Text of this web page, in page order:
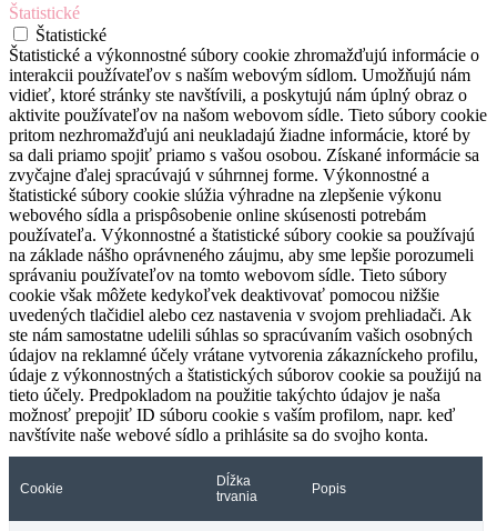
Štatistické
Štatistické
Štatistické a výkonnostné súbory cookie zhromažďujú informácie o
interakcii používateľov s naším webovým sídlom. Umožňujú nám
vidieť, ktoré stránky ste navštívili, a poskytujú nám úplný obraz o
aktivite používateľov na našom webovom sídle. Tieto súbory cookie
pritom nezhromažďujú ani neukladajú žiadne informácie, ktoré by
sa dali priamo spojiť priamo s vašou osobou. Získané informácie sa
zvyčajne ďalej spracúvajú v súhrnnej forme. Výkonnostné a
štatistické súbory cookie slúžia výhradne na zlepšenie výkonu
webového sídla a prispôsobenie online skúsenosti potrebám
používateľa. Výkonnostné a štatistické súbory cookie sa používajú
na základe nášho oprávneného záujmu, aby sme lepšie porozumeli
správaniu používateľov na tomto webovom sídle. Tieto súbory
cookie však môžete kedykoľvek deaktivovať pomocou nižšie
uvedených tlačidiel alebo cez nastavenia v svojom prehliadači. Ak
ste nám samostatne udelili súhlas so spracúvaním vašich osobných
údajov na reklamné účely vrátane vytvorenia zákazníckeho profilu,
údaje z výkonnostných a štatistických súborov cookie sa použijú na
tieto účely. Predpokladom na použitie takýchto údajov je naša
možnosť prepojiť ID súboru cookie s vaším profilom, napr. keď
navštívite naše webové sídlo a prihlásite sa do svojho konta.
Cookie
Dĺžka
trvania
Popis